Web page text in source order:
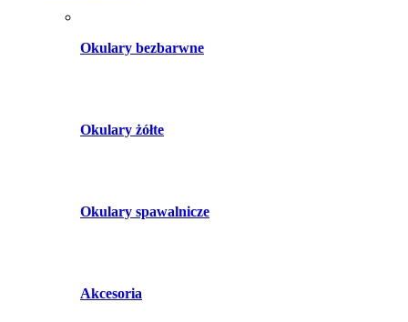
Okulary bezbarwne
Okulary żółte
Okulary spawalnicze
Akcesoria